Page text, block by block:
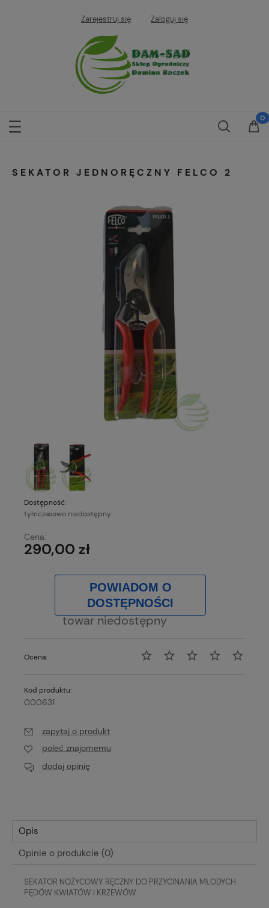
Zarejestruj się Zaloguj się
SEKATOR JEDNORĘCZNY FELCO 2
Dostępność:
tymczasowo niedostępny
Cena:
290,00 zł
POWIADOM O
DOSTĘPNOŚCI
towar niedostępny
Ocena:
Kod produktu:
000631
zapytaj o produkt
poleć znajomemu
dodaj opinię
Opis
Opinie o produkcie (0)
SEKATOR NOŻYCOWY RĘCZNY DO PRZYCINANIA MŁODYCH
PĘDÓW KWIATÓW I KRZEWÓW